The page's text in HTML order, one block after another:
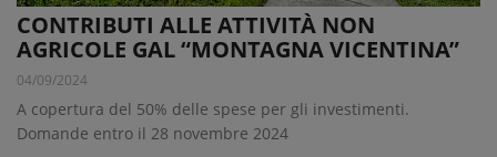
CONTRIBUTI ALLE ATTIVITÀ NON
AGRICOLE GAL “MONTAGNA VICENTINA”
04/09/2024
A copertura del 50% delle spese per gli investimenti.
Domande entro il 28 novembre 2024